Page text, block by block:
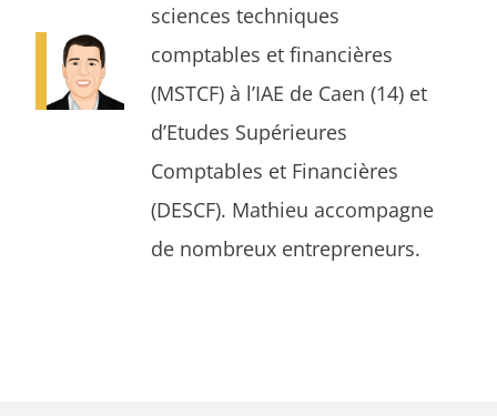
sciences techniques
comptables et financières
(MSTCF) à l’IAE de Caen (14) et
d’Etudes Supérieures
Comptables et Financières
(DESCF). Mathieu accompagne
de nombreux entrepreneurs.